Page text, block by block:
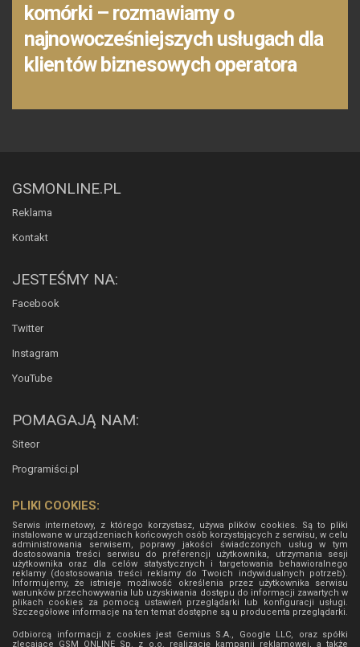
komórki – rozmawiamy o
najnowocześniejszych usługach dla
klientów biznesowych operatora
GSMONLINE.PL
Reklama
Kontakt
JESTEŚMY NA:
Facebook
Twitter
Instagram
YouTube
POMAGAJĄ NAM:
Siteor
Programiści.pl
PLIKI COOKIES:
Serwis internetowy, z którego korzystasz, używa plików cookies. Są to pliki
instalowane w urządzeniach końcowych osób korzystających z serwisu, w celu
administrowania serwisem, poprawy jakości świadczonych usług w tym
dostosowania treści serwisu do preferencji użytkownika, utrzymania sesji
użytkownika oraz dla celów statystycznych i targetowania behawioralnego
reklamy (dostosowania treści reklamy do Twoich indywidualnych potrzeb).
Informujemy, że istnieje możliwość określenia przez użytkownika serwisu
warunków przechowywania lub uzyskiwania dostępu do informacji zawartych w
plikach cookies za pomocą ustawień przeglądarki lub konfiguracji usługi.
Szczegółowe informacje na ten temat dostępne są u producenta przeglądarki.
Odbiorcą informacji z cookies jest Gemius S.A., Google LLC, oraz spółki
zlecające GSM ONLINE Sp. z o.o. realizację kampanii reklamowej, a także